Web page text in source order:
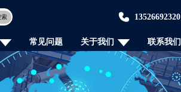
索 13526692320
常见问题 关于我们 联系我们